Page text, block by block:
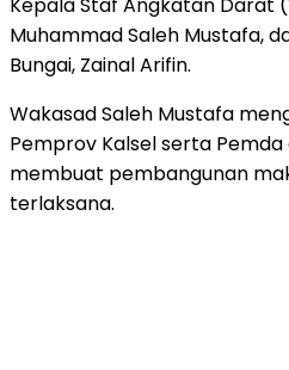
Muhammad Saleh Mustafa,
Bungai, Zainal Arifin.
Wakasad Saleh Mustafa
Pemprov Kalsel serta Pemda
membuat pembangunan
terlaksana.